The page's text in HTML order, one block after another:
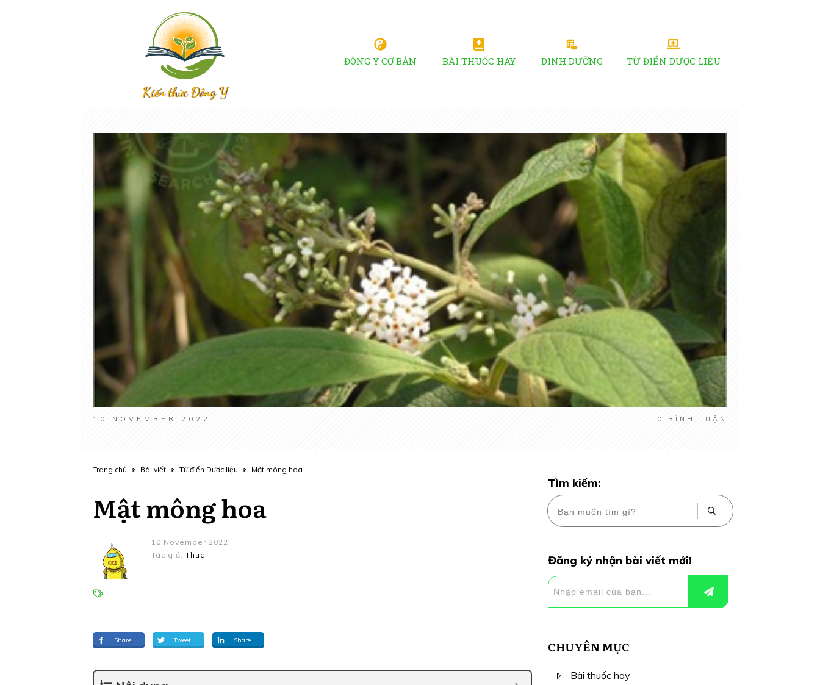
Kiến thức Đông Y
ĐÔNG Y CƠ BẢN BÀI THUỐC HAY DINH DƯỠNG TỪ ĐIỂN DƯỢC LIỆU
10 NOVEMBER 2022 0 BÌNH LUẬN
Trang chủ Bài viết Từ điển Dược liệu Mật mông hoa
Mật mông hoa
10 November 2022
Tác giả: Thuc
Share Tweet Share
Tìm kiếm:
Đăng ký nhận bài viết mới!
CHUYÊN MỤC
Bài thuốc hay